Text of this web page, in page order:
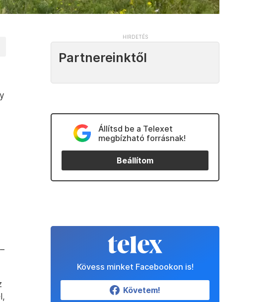
Partnereinktől
Állítsd be a Telexet
megbízható forrásnak!
Beállítom
Kövess minket Facebookon is!
Követem!